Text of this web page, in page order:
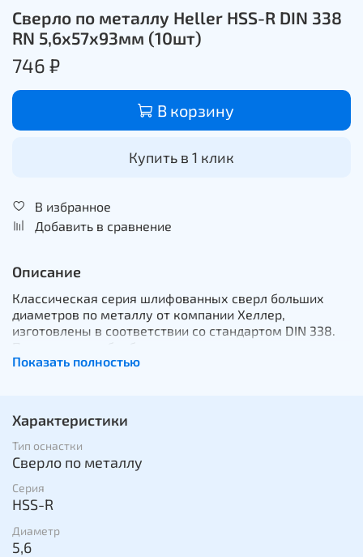
Сверло по металлу Heller HSS-R DIN 338
RN 5,6х57х93мм (10шт)
746 ₽
В корзину
Купить в 1 клик
В избранное
Добавить в сравнение
Описание
Классическая серия шлифованных сверл больших
диаметров по металлу от компании Хеллер,
изготовлены в соответствии со стандартом DIN 338.
железа, чугуна. Сверла затачиваются под углом 135
Показать полностью
Характеристики
Тип оснастки
Сверло по металлу
Серия
HSS-R
Диаметр
5,6